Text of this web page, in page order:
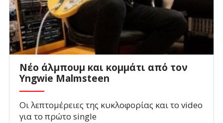
Νέο άλμπουμ και κομμάτι από τον
Yngwie Malmsteen
Οι λεπτομέρειες της κυκλοφορίας και το video
για το πρώτο single